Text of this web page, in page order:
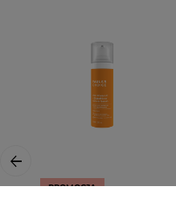
PROMOCJA